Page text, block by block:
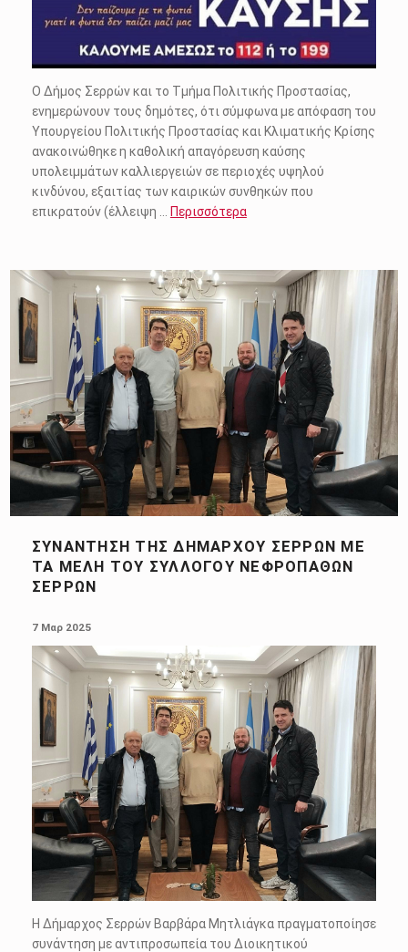
Ο Δήμος Σερρών και το Τμήμα Πολιτικής Προστασίας,
ενημερώνουν τους δημότες, ότι σύμφωνα με απόφαση του
Υπουργείου Πολιτικής Προστασίας και Κλιματικής Κρίσης
ανακοινώθηκε η καθολική απαγόρευση καύσης
υπολειμμάτων καλλιεργειών σε περιοχές υψηλού
κινδύνου, εξαιτίας των καιρικών συνθηκών που
επικρατούν (έλλειψη … Περισσότερα
ΣΥΝΆΝΤΗΣΗ ΤΗΣ ΔΗΜΆΡΧΟΥ ΣΕΡΡΏΝ ΜΕ
ΤΑ ΜΈΛΗ ΤΟΥ ΣΥΛΛΌΓΟΥ ΝΕΦΡΟΠΑΘΏΝ
ΣΕΡΡΏΝ
7 Μαρ 2025
Η Δήμαρχος Σερρών Βαρβάρα Μητλιάγκα πραγματοποίησε
συνάντηση με αντιπροσωπεία του Διοικητικού